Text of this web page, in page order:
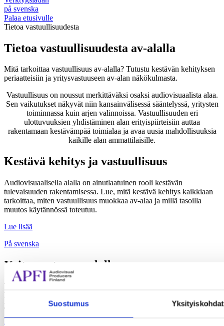
Suostumus Yksityiskohdat
på svenska
Palaa etusivulle
Tietoa vastuullisuudesta
Tietoa vastuullisuudesta av‑alalla
Mitä tarkoittaa vastuullisuus av-alalla? Tutustu kestävän kehityksen
periaatteisiin ja yritysvastuuseen av-alan näkökulmasta.
Vastuullisuus on noussut merkittäväksi osaksi audiovisuaalista alaa.
Sen vaikutukset näkyvät niin kansainvälisessä sääntelyssä, yritysten
toiminnassa kuin arjen valinnoissa. Vastuullisuuden eri
ulottuvuuksien yhdistäminen alan erityispiirteisiin auttaa
rakentamaan kestävämpää toimialaa ja avaa uusia mahdollisuuksia
kaikille alan ammattilaisille.
Kestävä kehitys ja vastuullisuus
Audiovisuaalisella alalla on ainutlaatuinen rooli kestävän
tulevaisuuden rakentamisessa. Lue, mitä kestävä kehitys kaikkiaan
tarkoittaa, miten vastuullisuus muokkaa av-alaa ja millä tasoilla
muutos käytännössä toteutuu.
Lue lisää
På svenska
Yritysvastuu av-alalla
Vastuullinen yritystoiminta on muodostunut kaikilla toimialoilla
keskeiseksi menestystekijäksi. Tutustu, miten vastuullisuus vaikuttaa
yritysten toimintaan ja millaisia mahdollisuuksia se avaa av-alalla.
Lue lisää